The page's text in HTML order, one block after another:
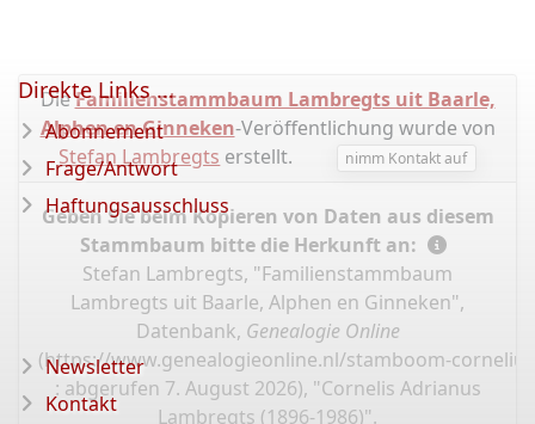
DieFamilienstammbaum Lambregts uit Baarle,
Alphen en Ginneken-Veröffentlichung wurde von
Stefan Lambregts erstellt. nimm Kontakt auf
Geben Sie beim Kopieren von Daten aus diesem
Stammbaum bitte die Herkunft an:
Stefan Lambregts, "Familienstammbaum
Lambregts uit Baarle, Alphen en Ginneken",
Datenbank, Genealogie Online
(https://www.genealogieonline.nl/stamboom-
: abgerufen 7. August 2026), "Cornelis Adrianus
Lambregts (1896-1986)".
Direkte Links ...
Abonnement
Frage/Antwort
Haftungsausschluss
Newsletter
Kontakt